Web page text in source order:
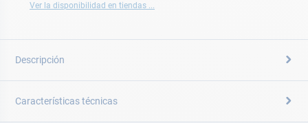
Ver la disponibilidad en tiendas ...
Descripción
Características técnicas